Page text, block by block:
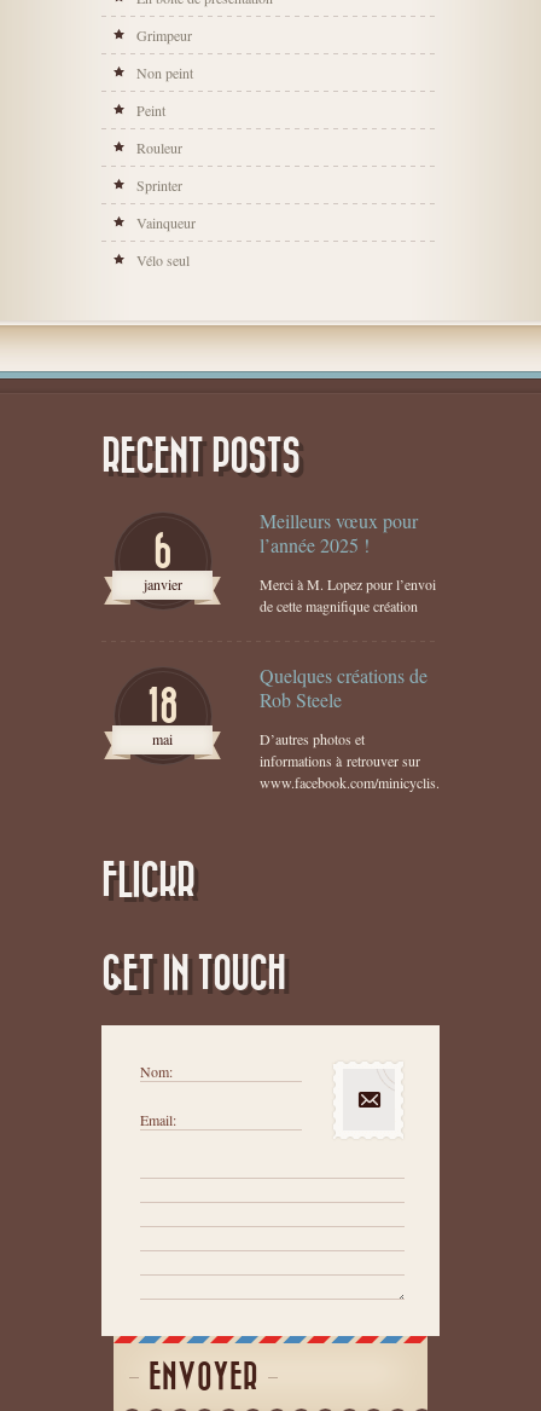
Grimpeur
Non peint
Peint
Rouleur
Sprinter
Vainqueur
Vélo seul
RECENT POSTS
6
janvier
Meilleurs vœux pour
l’année 2025 !
Merci à M. Lopez pour l’envoi
de cette magnifique création
18
mai
Quelques créations de
Rob Steele
D’autres photos et
informations à retrouver sur
www.facebook.com/minicyclis...
FLICKR
GET IN TOUCH
Nom:
Email:
ENVOYER